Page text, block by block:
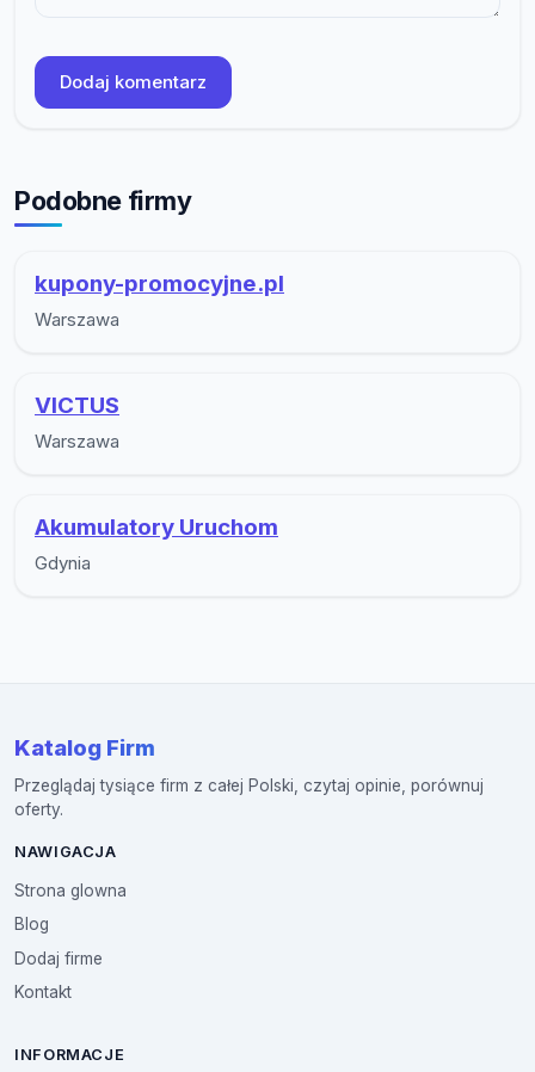
Dodaj komentarz
Podobne firmy
kupony-promocyjne.pl
Warszawa
VICTUS
Warszawa
Akumulatory Uruchom
Gdynia
Katalog Firm
Przeglądaj tysiące firm z całej Polski, czytaj opinie, porównuj
oferty.
NAWIGACJA
Strona glowna
Blog
Dodaj firme
Kontakt
INFORMACJE